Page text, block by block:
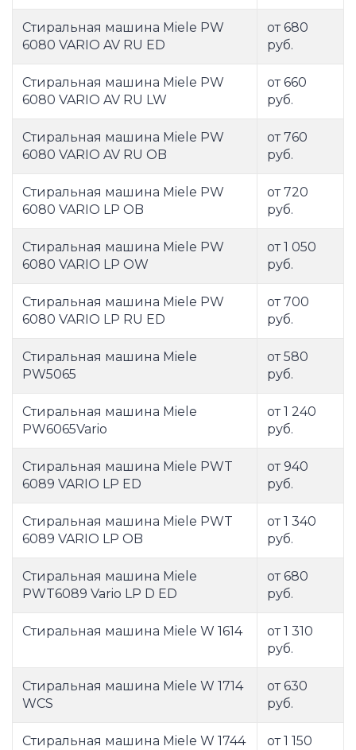
Стиральная машина Miele PW
6080 VARIO AV RU ED
от 680
руб.
Стиральная машина Miele PW
6080 VARIO AV RU LW
от 660
руб.
Стиральная машина Miele PW
6080 VARIO AV RU OB
от 760
руб.
Стиральная машина Miele PW
6080 VARIO LP OB
от 720
руб.
Стиральная машина Miele PW
6080 VARIO LP OW
от 1 050
руб.
Стиральная машина Miele PW
6080 VARIO LP RU ED
от 700
руб.
Стиральная машина Miele
PW5065
от 580
руб.
Стиральная машина Miele
PW6065Vario
от 1 240
руб.
Стиральная машина Miele PWT
6089 VARIO LP ED
от 940
руб.
Стиральная машина Miele PWT
6089 VARIO LP OB
от 1 340
руб.
Стиральная машина Miele
PWT6089 Vario LP D ED
от 680
руб.
Стиральная машина Miele W 1614
от 1 310
руб.
Стиральная машина Miele W 1714
WCS
от 630
руб.
Стиральная машина Miele W 1744
от 1 150